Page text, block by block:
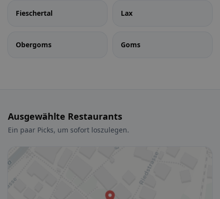
Fieschertal Lax
Obergoms Goms
Ausgewählte Restaurants
Ein paar Picks, um sofort loszulegen.